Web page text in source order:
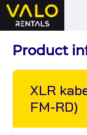
Hoofdmenu
overslaan
Product
XLR
FM-RD)